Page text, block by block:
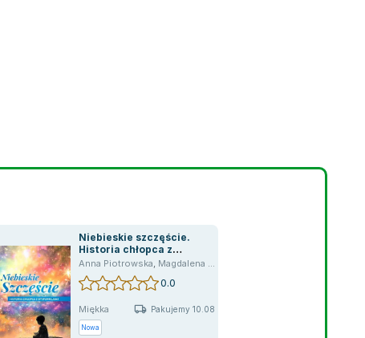
Niebieskie szczęście.
Historia chłopca z
dysfunkcjami
Anna Piotrowska, Magdalena Peszke
0.0
Miękka Pakujemy 10.08
Nowa